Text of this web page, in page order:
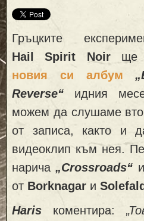
Гръцките
Hail Spirit Noirще
новия си албум
„
Reverse“ идния
можем да слушаме
от записа, както и
видеоклип към нея.
нарича„Crossroads“
от Borknagar и Solefald
Haris
коментира: